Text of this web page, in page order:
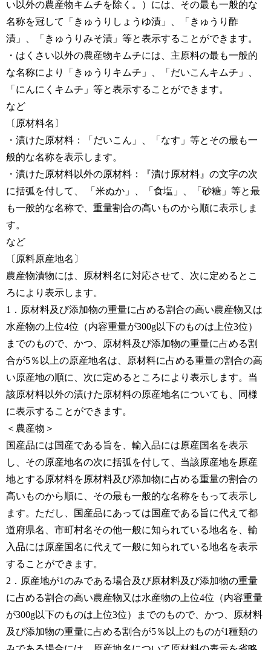
い以外の農産物キムチを除く。）には、その最も一般的な
名称を冠して「きゅうりしょうゆ漬」、「きゅうり酢
漬」、「きゅうりみそ漬」等と表示することができます。
・はくさい以外の農産物キムチには、主原料の最も一般的
な名称により「きゅうりキムチ」、「だいこんキムチ」、
「にんにくキムチ」等と表示することができます。
など
〔原材料名〕
・漬けた原材料：「だいこん」、「なす」等とその最も一
般的な名称を表示します。
・漬けた原材料以外の原材料：『漬け原材料』の文字の次
に括弧を付して、 「米ぬか」、「食塩」、「砂糖」等と最
も一般的な名称で、重量割合の高いものから順に表示しま
す。
など
〔原料原産地名〕
農産物漬物には、原材料名に対応させて、次に定めるとこ
ろにより表示します。
1．原材料及び添加物の重量に占める割合の高い農産物又は
水産物の上位4位（内容重量が300g以下のものは上位3位）
までのもので、かつ、原材料及び添加物の重量に占める割
合が5％以上の原産地名は、原材料に占める重量の割合の高
い原産地の順に、次に定めるところにより表示します。当
該原材料以外の漬けた原材料の原産地名についても、同様
に表示することができます。
＜農産物＞
国産品には国産である旨を、輸入品には原産国名を表示
し、その原産地名の次に括弧を付して、当該原産地を原産
地とする原材料を原材料及び添加物に占める重量の割合の
高いものから順に、その最も一般的な名称をもって表示し
ます。ただし、国産品にあっては国産である旨に代えて都
道府県名、市町村名その他一般に知られている地名を、輸
入品には原産国名に代えて一般に知られている地名を表示
することができます。
2．原産地が1のみである場合及び原材料及び添加物の重量
に占める割合の高い農産物又は水産物の上位4位（内容重量
が300g以下のものは上位3位）までのもので、かつ、原材料
及び添加物の重量に占める割合が5％以上のものが1種類の